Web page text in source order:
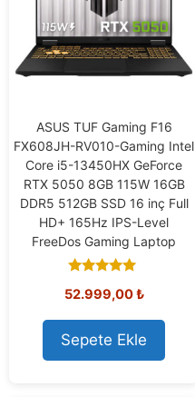
ASUS TUF Gaming F16
FX608JH-RV010-Gaming Intel
Core i5-13450HX GeForce
RTX 5050 8GB 115W 16GB
DDR5 512GB SSD 16 inç Full
HD+ 165Hz IPS-Level
FreeDos Gaming Laptop
out of 5
52.999,00₺
Sepete Ekle